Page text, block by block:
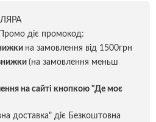
діє промокод:
на замовлення від 1500грн
(на замовлення меньш
на сайті кнопкою "Де моє
доставка" діє Безкоштовна